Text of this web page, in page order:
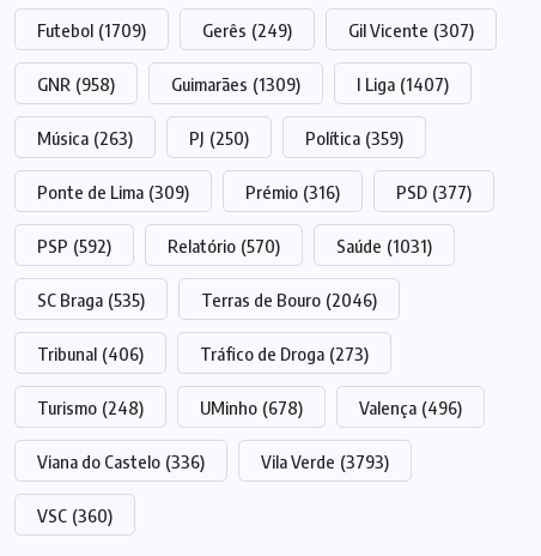
Futebol (1709) Gerês (249) Gil Vicente (307)
GNR (958) Guimarães (1309) I Liga (1407)
Música (263) PJ (250) Política (359)
Ponte de Lima (309) Prémio (316) PSD (377)
PSP (592) Relatório (570) Saúde (1031)
SC Braga (535) Terras de Bouro (2046)
Tribunal (406) Tráfico de Droga (273)
Turismo (248) UMinho (678) Valença (496)
Viana do Castelo (336) Vila Verde (3793)
VSC (360)